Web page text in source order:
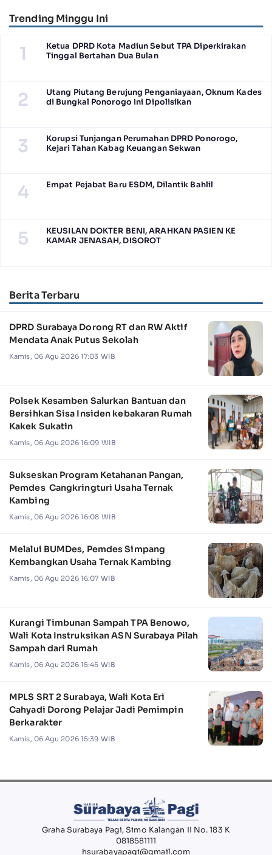
Trending Minggu Ini
1
Ketua DPRD Kota Madiun Sebut TPA Diperkirakan
Tinggal Bertahan Dua Bulan
2
Utang Piutang Berujung Penganiayaan, Oknum Kades
di Bungkal Ponorogo Ini Dipolisikan
3
Korupsi Tunjangan Perumahan DPRD Ponorogo,
Kejari Tahan Kabag Keuangan Sekwan
4 Empat Pejabat Baru ESDM, Dilantik Bahlil
5
KEUSILAN DOKTER BENI, ARAHKAN PASIEN KE
KAMAR JENASAH, DISOROT
Berita Terbaru
DPRD Surabaya Dorong RT dan RW Aktif
Mendata Anak Putus Sekolah
Kamis, 06 Agu 2026 17:03 WIB
Polsek Kesamben Salurkan Bantuan dan
Bersihkan Sisa Insiden kebakaran Rumah
Kakek Sukatin
Kamis, 06 Agu 2026 16:09 WIB
Sukseskan Program Ketahanan Pangan,
Pemdes Cangkringturi Usaha Ternak
Kambing
Kamis, 06 Agu 2026 16:08 WIB
Melalui BUMDes, Pemdes Simpang
Kembangkan Usaha Ternak Kambing
Kamis, 06 Agu 2026 16:07 WIB
Kurangi Timbunan Sampah TPA Benowo,
Wali Kota Instruksikan ASN Surabaya Pilah
Sampah dari Rumah
Kamis, 06 Agu 2026 15:45 WIB
MPLS SRT 2 Surabaya, Wali Kota Eri
Cahyadi Dorong Pelajar Jadi Pemimpin
Berkarakter
Kamis, 06 Agu 2026 15:39 WIB
Graha Surabaya Pagi, Simo Kalangan II No. 183 K
0818581111
hsurabayapagi@gmail.com